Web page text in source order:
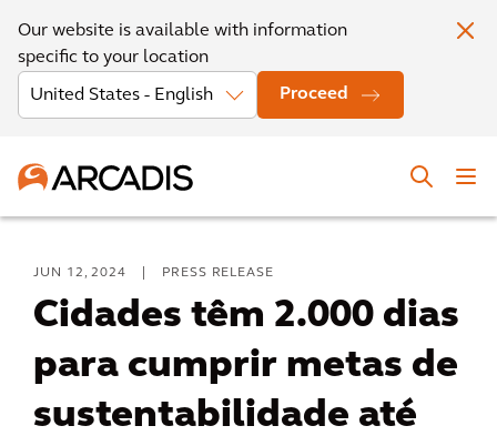
Our website is available with information
specific to your location
Proceed
JUN 12, 2024 PRESS RELEASE
Cidades têm 2.000 dias
para cumprir metas de
sustentabilidade até